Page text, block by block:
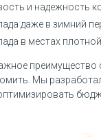
и надежность
даже в зимний
в местах
преимущество
Мы